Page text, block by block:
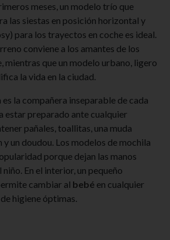
meses, un modelo trío que
las siestas en posición horizontal y
para los trayectos en coche es ideal.
conviene a los amantes de los
mientras que un modelo urbano, ligero
la vida en la ciudad.
la compañera inseparable de cada
estar preparado ante cualquier
pañales, toallitas, una muda
un doudou. Los modelos de mochila
porque dejan las manos
En el interior, un pequeño
cambiar al bebé en cualquier
higiene óptimas.